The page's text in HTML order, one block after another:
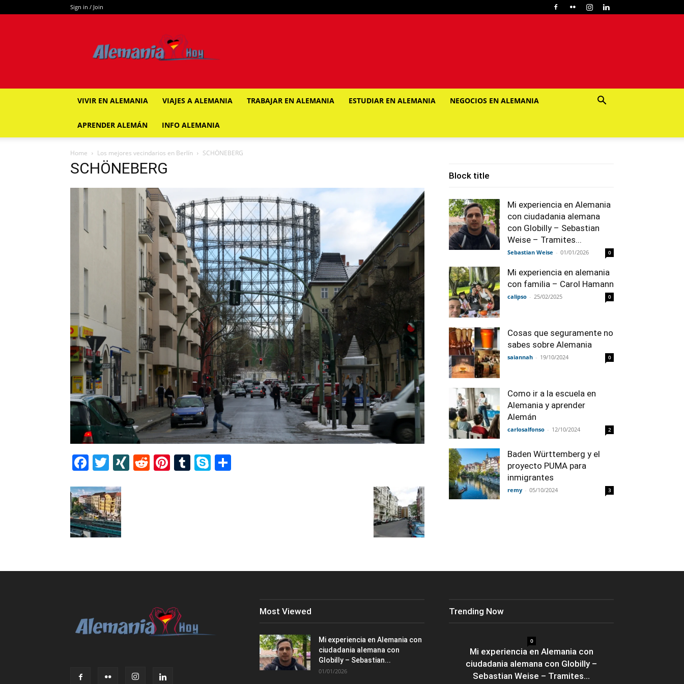
Sign in / Join
ALEMANIA
HOY
VIVIR EN ALEMANIA VIAJES A ALEMANIA TRABAJAR EN ALEMANIA ESTUDIAR EN ALEMANIA NEGOCIOS EN ALEMANIA
APRENDER ALEMÁN INFO ALEMANIA
Home Los mejores vecindarios en Berlín SCHÖNEBERG
SCHÖNEBERG
Facebook
Twitter
XINGReddit
Pinterest
Tumblr
Skype
Block title
Mi experiencia en Alemania
con ciudadania alemana
con Globilly – Sebastian
Weise – Tramites...
Sebastian Weise - 01/01/2026 0
Mi experiencia en alemania
con familia – Carol Hamann
calipso - 25/02/2025 0
Cosas que seguramente no
sabes sobre Alemania
saiannah - 19/10/2024 0
Como ir a la escuela en
Alemania y aprender
Alemán
carlosalfonso - 12/10/2024 2
Baden Württemberg y el
proyecto PUMA para
inmigrantes
remy - 05/10/2024 3
Most Viewed
Mi experiencia en Alemania con
ciudadania alemana con
Globilly – Sebastian...
01/01/2026
Trending Now
0
Mi experiencia en Alemania con
ciudadania alemana con Globilly –
Sebastian Weise – Tramites...